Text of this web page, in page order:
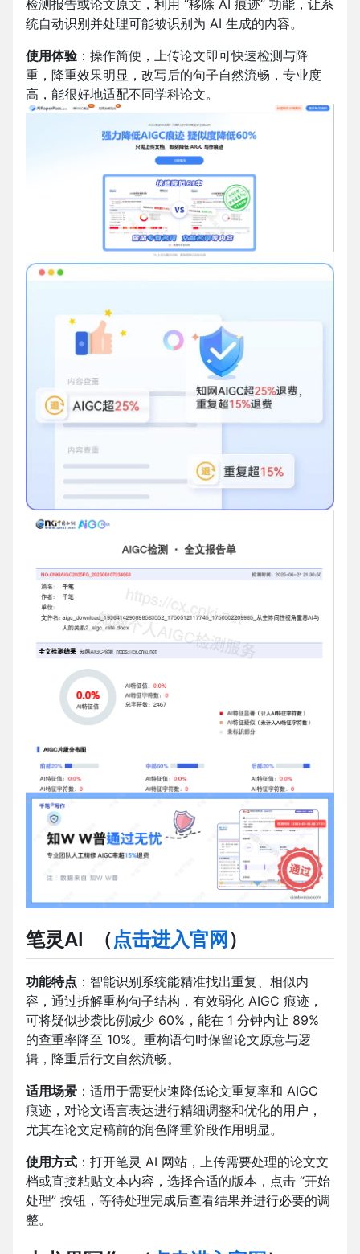
检测报告或论文原文，利用 “移除 AI 痕迹” 功能，让系
统自动识别并处理可能被识别为 AI 生成的内容。
使用体验：操作简便，上传论文即可快速检测与降
重，降重效果明显，改写后的句子自然流畅，专业度
高，能很好地适配不同学科论文。
笔灵AI （点击进入官网 ）
功能特点 ：智能识别系统能精准找出重复、相似内
容，通过拆解重构句子结构，有效弱化 AIGC 痕迹，
可将疑似抄袭比例减少 60%，能在 1 分钟内让 89%
的查重率降至 10%。重构语句时保留论文原意与逻
辑，降重后行文自然流畅。
适用场景 ：适用于需要快速降低论文重复率和 AIGC
痕迹，对论文语言表达进行精细调整和优化的用户，
尤其在论文定稿前的润色降重阶段作用明显。
使用方式 ：打开笔灵 AI 网站，上传需要处理的论文文
档或直接粘贴文本内容，选择合适的版本，点击 “开始
处理” 按钮，等待处理完成后查看结果并进行必要的调
整。